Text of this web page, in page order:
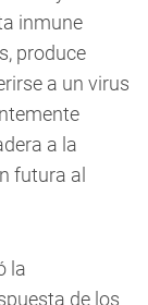
inmune
produce
a un virus
a la
futura al
la
de los